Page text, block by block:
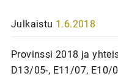
Julkaistu 1.6.2018
Provinssi 2018 ja
D13/05-, E11/07, E10/